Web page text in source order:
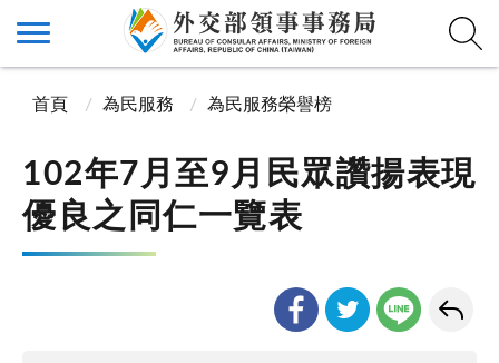
首頁 為民服務 為民服務榮譽榜
102年7月至9月民眾讚揚表現
優良之同仁一覽表